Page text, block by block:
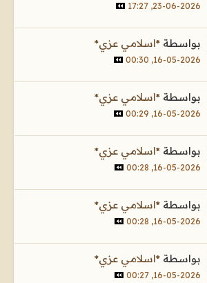
23-06-2026, 17:27
بواسطة*اسلامي عزي*
16-05-2026, 00:30
بواسطة*اسلامي عزي*
16-05-2026, 00:29
بواسطة*اسلامي عزي*
16-05-2026, 00:28
بواسطة*اسلامي عزي*
16-05-2026, 00:28
بواسطة*اسلامي عزي*
16-05-2026, 00:27